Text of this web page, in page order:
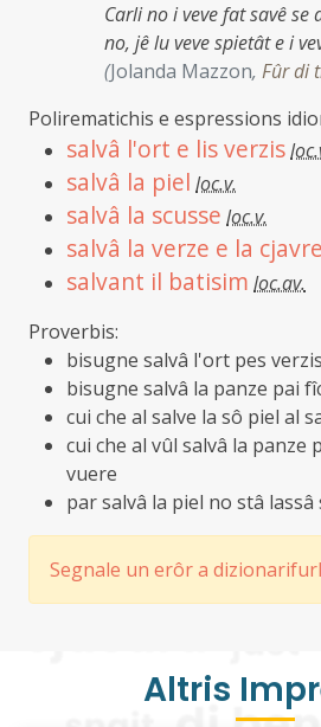
Carli no i veve fat savê se
no, jê lu veve spietât e i
(Jolanda Mazzon, Fûr di
Polirematichis e espressions
salvâ l'ort e lis verzis
salvâ la piel loc.v.
salvâ la scusse loc.v.
salvâ la verze e la cjavre
salvant il batisim loc.av.
Proverbis:
bisugne salvâ l'ort pes verzis
bisugne salvâ la panze pai
cui che al salve la sô piel al
cui che al vûl salvâ la panze
vuere
par salvâ la piel no stâ
Segnale un erôr a
Altris